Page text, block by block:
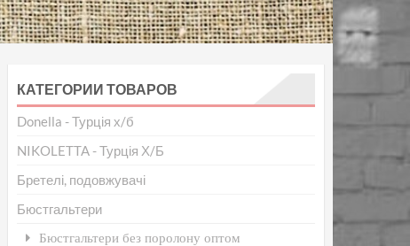
КАТЕГОРИИ ТОВАРОВ
Donella - Турція х/б
NIKOLETTA - Турція Х/Б
Бретелі, подовжувачі
Бюстгальтери
Бюстгальтери без поролону оптом